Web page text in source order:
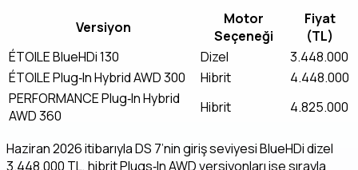
Versiyon
Motor
Seçeneği
Fiyat
(TL)
ÉTOILE BlueHDi 130
Dizel
3.448.000
ÉTOILE Plug‑In Hybrid AWD 300
Hibrit
4.448.000
PERFORMANCE Plug‑In Hybrid
AWD 360
Hibrit 4.825.000
Haziran 2026 itibarıyla DS 7’nin giriş seviyesi BlueHDi dizel
3.448.000 TL, hibrit Plugs‑In AWD versiyonları ise sırayla